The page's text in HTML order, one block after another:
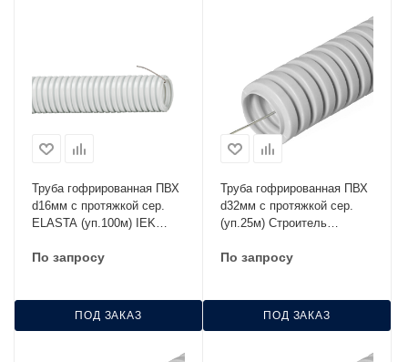
Труба гофрированная ПВХ
d16мм с протяжкой сер.
ELASTA (уп.100м) IEK
По запросу
ПОД ЗАКАЗ
Труба гофрированная ПВХ
d32мм с протяжкой сер.
(уп.25м) Строитель
По запросу
ПОД ЗАКАЗ